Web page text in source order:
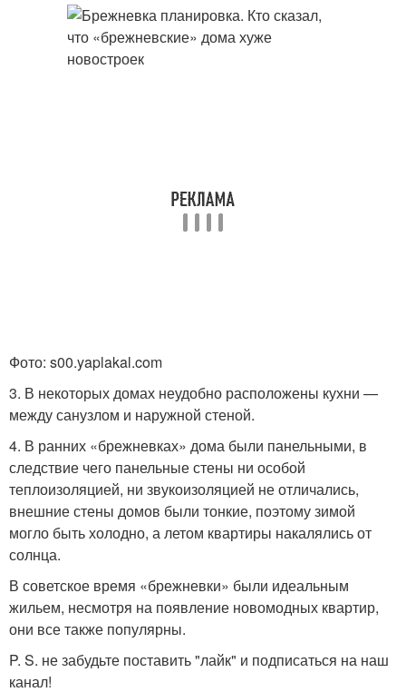
Фото: s00.yaplakal.com
3. В некоторых домах неудобно расположены кухни —
между санузлом и наружной стеной.
4. В ранних «брежневках» дома были панельными, в
следствие чего панельные стены ни особой
теплоизоляцией, ни звукоизоляцией не отличались,
внешние стены домов были тонкие, поэтому зимой
могло быть холодно, а летом квартиры накалялись от
солнца.
В советское время «брежневки» были идеальным
жильем, несмотря на появление новомодных квартир,
они все также популярны.
P. S. не забудьте поставить "лайк" и подписаться на наш
канал!